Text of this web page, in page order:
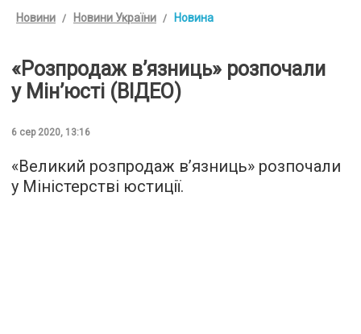
Новини Новини України Новина
«Розпродаж в’язниць» розпочали
у Мін’юсті (ВІДЕО)
6 сер 2020, 13:16
«Великий розпродаж в’язниць» розпочали
у Міністерстві юстиції.